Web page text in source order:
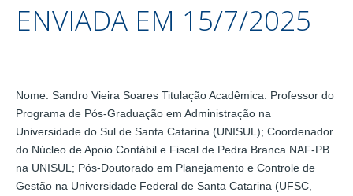
ENVIADA EM 15/7/2025
Nome: Sandro Vieira Soares Titulação Acadêmica: Professor do
Programa de Pós-Graduação em Administração na
Universidade do Sul de Santa Catarina (UNISUL); Coordenador
do Núcleo de Apoio Contábil e Fiscal de Pedra Branca NAF-PB
na UNISUL; Pós-Doutorado em Planejamento e Controle de
Gestão na Universidade Federal de Santa Catarina (UFSC,